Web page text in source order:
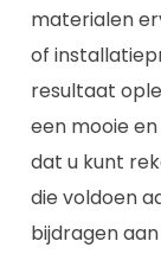
materialen
of
resultaat
een mooie
dat u kunt
die voldoen
bijdragen